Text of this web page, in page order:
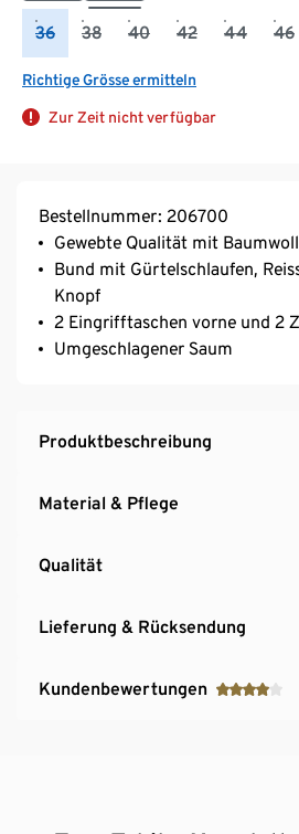
36 38 40 42 44 46
Richtige Grösse ermitteln
Zur Zeit nicht verfügbar
Bestellnummer: 206700
Gewebte Qualität mit
Bund mit Gürtelschlaufen,
Knopf
2 Eingrifftaschen vorne und 2
Umgeschlagener Saum
Produktbeschreibung
Material & Pflege
Qualität
Lieferung & Rücksendung
Kundenbewertungen